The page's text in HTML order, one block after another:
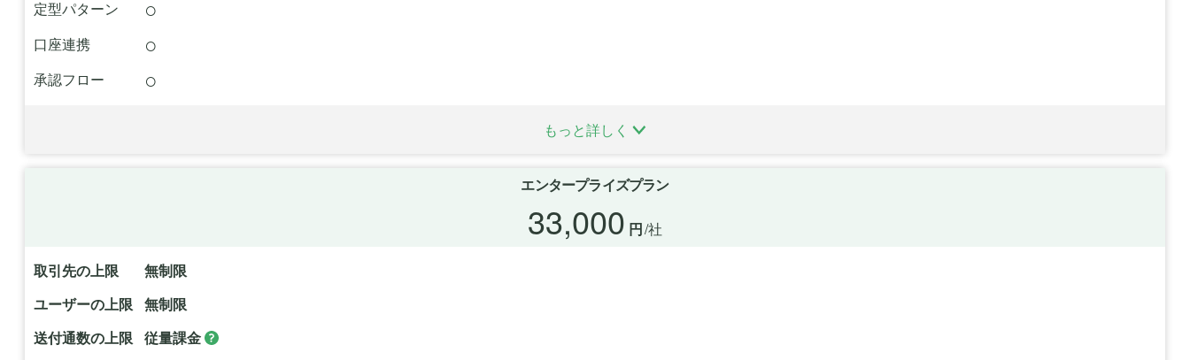
定型パターン
○
口座連携 ○
承認フロー ○
もっと詳しく
エンタープライズプラン
33,000 円/社
取引先の上限
無制限
ユーザーの上限 無制限
送付通数の上限 従量課金